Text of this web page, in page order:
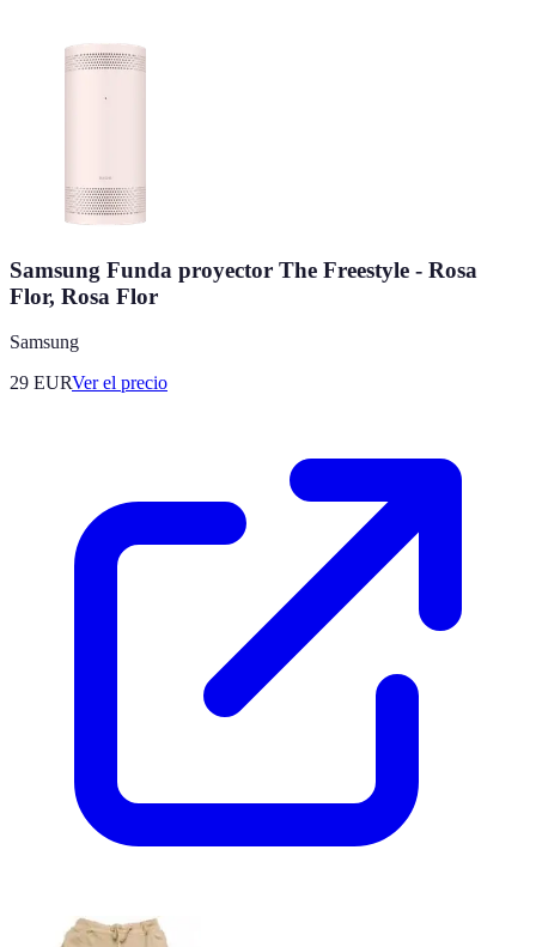
Samsung Funda proyector The Freestyle - Rosa
Flor, Rosa Flor
Samsung
29 EURVer el precio